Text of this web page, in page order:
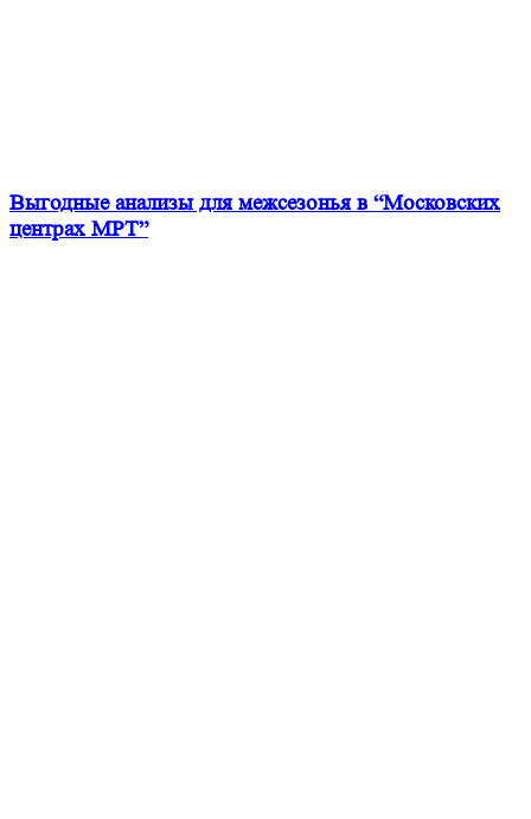
Выгодные анализы для межсезонья в “Московских
центрах МРТ”